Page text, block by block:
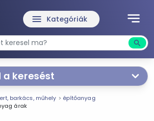
notes
menu Kategóriák
search
keresést
Te magad!
barkács, műhely
építőanyag
árak